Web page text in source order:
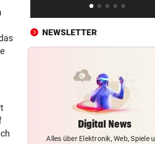
Entwarnung nach Brand:
Evakuierte dürfen zurück
SOMMERCUP 2026 LIVE: vor
Luzern im Finale!
HERZOG & CO. IN AKTION
LIVE: Legendentreffen!
gegen Werder Bremen
NACH WANDERUNG vor
NEWSLETTER
Digital News
Alles über Elektronik, Web, Spiele